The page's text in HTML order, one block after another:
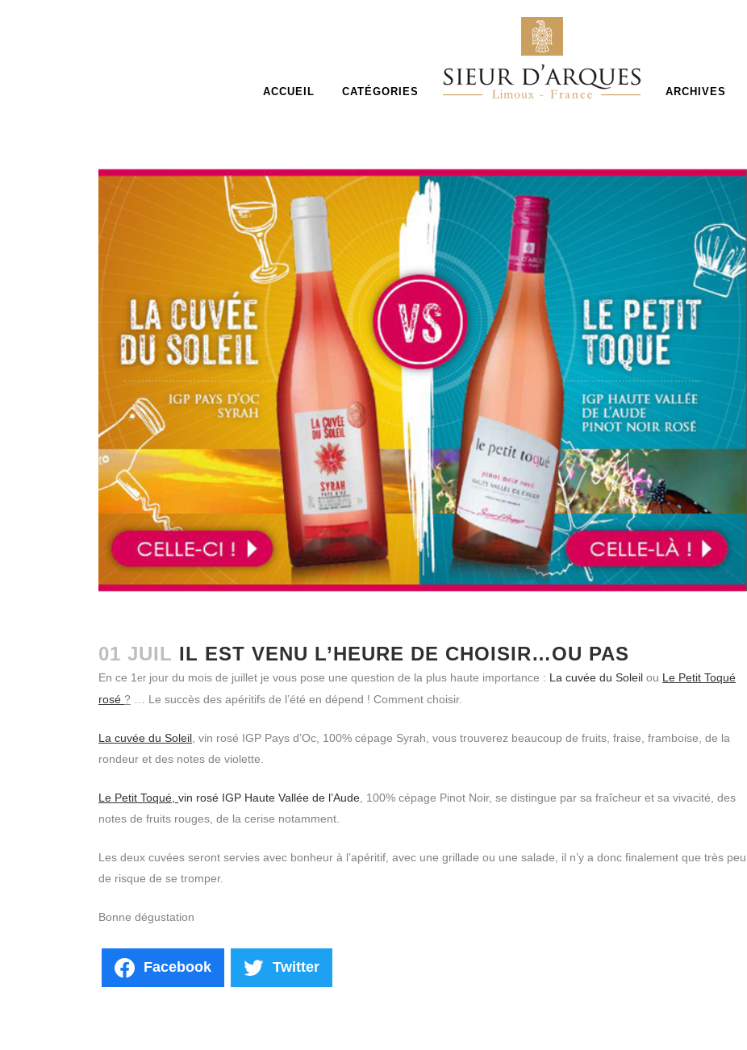
ACCUEIL CATÉGORIES ARCHIVES
01 JUIL IL EST VENU L’HEURE DE CHOISIR…OU PAS
En ce 1 er jour du mois de juillet je vous pose une question de la plus haute importance : La cuvée du Soleil ou Le Petit Toqué
rosé ? … Le succès des apéritifs de l’été en dépend ! Comment choisir.
La cuvée du Soleil vin rosé IGP Pays d’Oc, 100% cépage Syrah, vous trouverez beaucoup de fruits, fraise, framboise, de la
rondeur et des notes de violette.
Le Petit Toqué, vin rosé IGP Haute Vallée de l’Aude , 100% cépage Pinot Noir, se distingue par sa fraîcheur et sa vivacité, des
notes de fruits rouges, de la cerise notamment.
Les deux cuvées seront servies avec bonheur à l’apéritif, avec une grillade ou une salade, il n’y a donc finalement que très peu
de risque de se tromper.
Bonne dégustation
Facebook Twitter